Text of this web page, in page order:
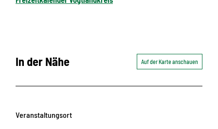
In der Nähe Auf der Karte anschauen
Veranstaltungsort